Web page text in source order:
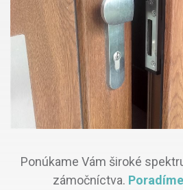
Ponúkame Vám široké
zámočníctva.